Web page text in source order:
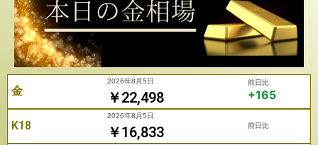
金 ￥22,498
2026年8月5日 前日比
+165
K18 ￥16,833
2026年8月5日
前日比